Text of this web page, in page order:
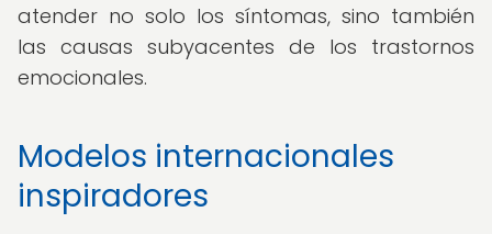
atender no solo los síntomas, sino también
las causas subyacentes de los trastornos
emocionales.
Modelos internacionales
inspiradores